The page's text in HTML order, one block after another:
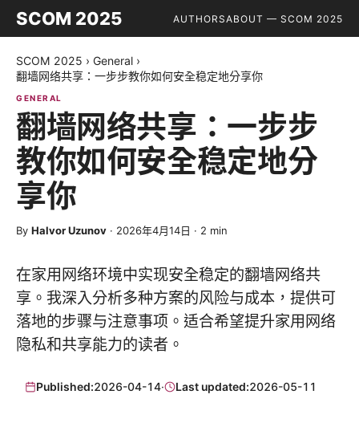
SCOM 2025 AUTHORSABOUT — SCOM 2025
SCOM 2025 › General ›
翻墙网络共享：一步步教你如何安全稳定地分享你
GENERAL
翻墙网络共享：一步步
教你如何安全稳定地分
享你
By Halvor Uzunov · 2026年4月14日 · 2 min
在家用网络环境中实现安全稳定的翻墙网络共
享。我深入分析多种方案的风险与成本，提供可
落地的步骤与注意事项。适合希望提升家用网络
隐私和共享能力的读者。
Published:2026-04-14· Last updated:2026-05-11